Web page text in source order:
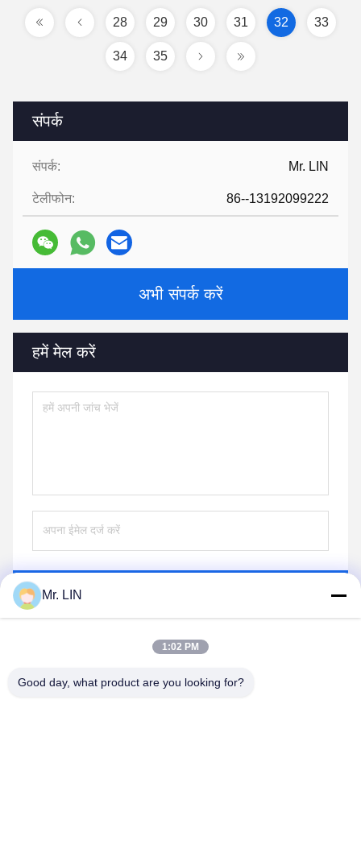
संपर्क
संपर्क: Mr. LIN
टेलीफोन: 86--13192099222
अभी संपर्क करें
हमें मेल करें
28 29 30 31 32 33
34 35
Mr. LIN
1:02 PM
Good day, what product are you looking for?